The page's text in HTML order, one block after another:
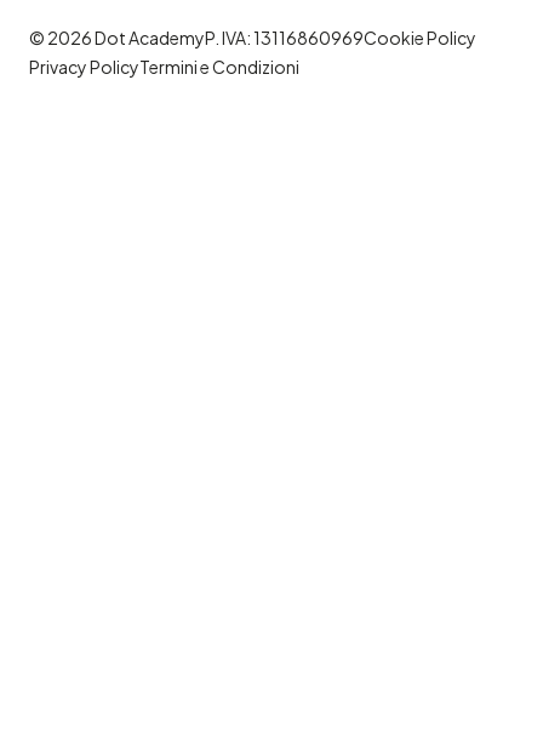
© 2026 Dot AcademyP. IVA: 13116860969Cookie Policy
Privacy PolicyTermini e Condizioni